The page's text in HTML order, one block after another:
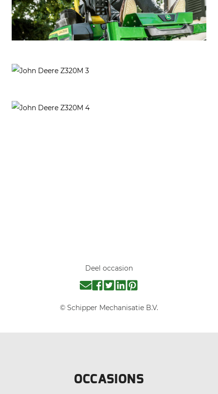
Deel occasion
© Schipper Mechanisatie B.V.
OCCASIONS